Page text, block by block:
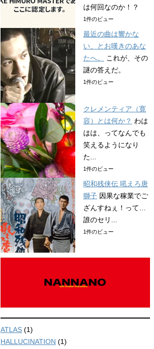
は何回なのか！？
1件のビュー
最近の曲は響かな
い、とお嘆きのあな
たへ。
これが、その
謎の答えだ。
1件のビュー
クレメンティア（寛
容）とは何か？ わは
はは、ってなんでも
笑えるようになり
た...
1件のビュー
昭和残侠伝 吼えろ唐
獅子 因果な稼業でご
ざんすねぇ！って…
誰のセリ...
1件のビュー
ATLAS (1)
HALLUCINATION (1)